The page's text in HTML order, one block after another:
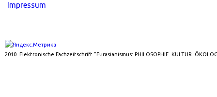
Impressum
2010. Elektronische Fachzeitschrift "Eurasianismus: PHILOSOPHIE. KULTUR.